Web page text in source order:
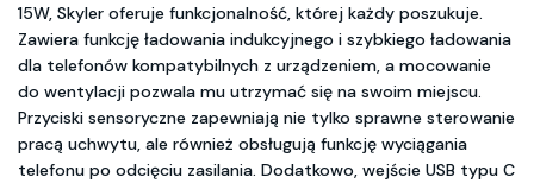
15W, Skyler oferuje funkcjonalność, której każdy poszukuje.
Zawiera funkcję ładowania indukcyjnego i szybkiego ładowania
dla telefonów kompatybilnych z urządzeniem, a mocowanie
do wentylacji pozwala mu utrzymać się na swoim miejscu.
Przyciski sensoryczne zapewniają nie tylko sprawne sterowanie
pracą uchwytu, ale również obsługują funkcję wyciągania
telefonu po odcięciu zasilania. Dodatkowo, wejście USB typu C